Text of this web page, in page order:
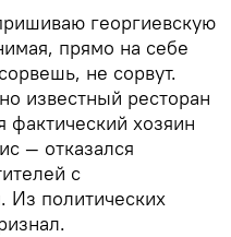
георгиевскую
прямо на себе
не сорвут.
известный ресторан
фактический хозяин
— отказался
с
Из политических